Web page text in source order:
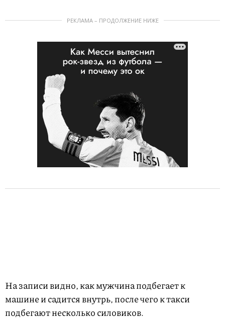
РЕКЛАМА – ПРОДОЛЖЕНИЕ НИЖЕ
На записи видно, как мужчина подбегает к
машине и садится внутрь, после чего к такси
подбегают несколько силовиков.